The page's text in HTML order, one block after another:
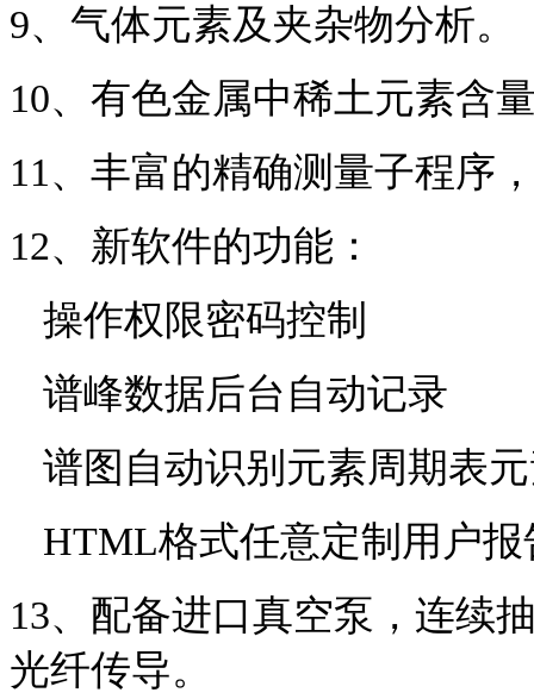
9、气体元素及夹杂物分析。
10、有色金属中稀土元素含
11、丰富的精确测量子程序
12、新软件的功能：
操作权限密码控制
谱峰数据后台自动记录
谱图自动识别元素周期表
HTML格式任意定制用户报
13、配备进口真空泵，连续
光纤传导。